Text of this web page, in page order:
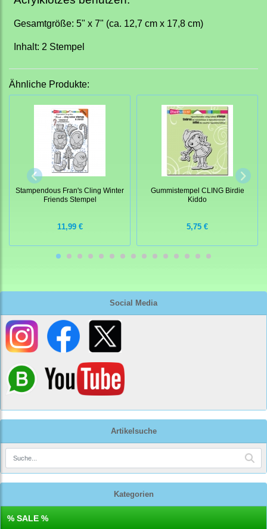
Social Media
Artikelsuche
Kategorien
% SALE %
Gesamtgröße: 5" x 7" (ca. 12,7 cm x 17,8 cm)
Inhalt: 2 Stempel
Ähnliche Produkte:
Stampendous Fran's Cling Winter
Friends Stempel
11,99 €
Gummistempel CLING Birdie
Kiddo
5,75 €